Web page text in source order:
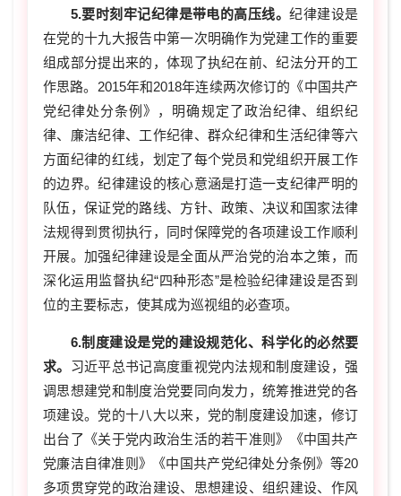
5.要时刻牢记纪律是带电的高压线。纪律建设是
在党的十九大报告中第一次明确作为党建工作的重要
组成部分提出来的，体现了执纪在前、纪法分开的工
作思路。2015年和2018年连续两次修订的《中国共产
党纪律处分条例》，明确规定了政治纪律、组织纪
律、廉洁纪律、工作纪律、群众纪律和生活纪律等六
方面纪律的红线，划定了每个党员和党组织开展工作
的边界。纪律建设的核心意涵是打造一支纪律严明的
队伍，保证党的路线、方针、政策、决议和国家法律
法规得到贯彻执行，同时保障党的各项建设工作顺利
开展。加强纪律建设是全面从严治党的治本之策，而
深化运用监督执纪“四种形态”是检验纪律建设是否到
位的主要标志，使其成为巡视组的必查项。
6.制度建设是党的建设规范化、科学化的必然要
求。 习近平总书记高度重视党内法规和制度建设，强
调思想建党和制度治党要同向发力，统筹推进党的各
项建设。党的十八大以来，党的制度建设加速，修订
出台了《关于党内政治生活的若干准则》《中国共产
党廉洁自律准则》《中国共产党纪律处分条例》等20
多项贯穿党的政治建设、思想建设、组织建设、作风